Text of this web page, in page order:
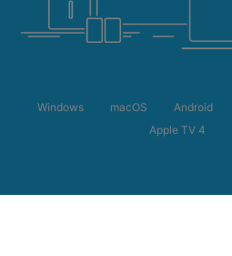
Windows macOS Android
Apple TV 4